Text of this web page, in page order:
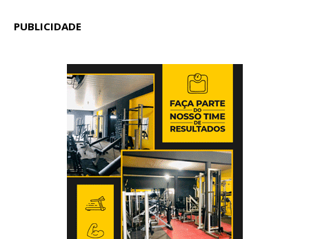
PUBLICIDADE